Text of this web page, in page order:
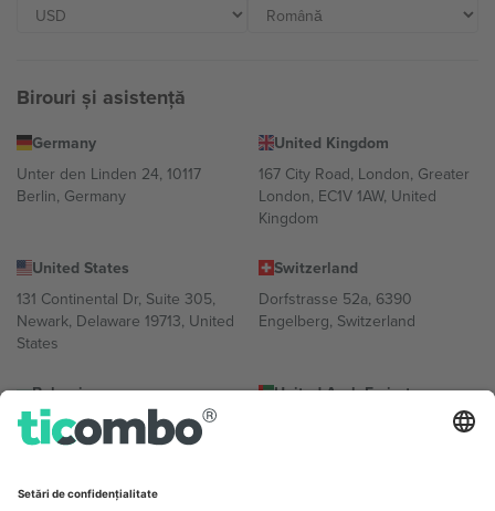
Birouri și asistență
Germany
Unter den Linden 24, 10117
Berlin, Germany
United Kingdom
167 City Road, London, Greater
London, EC1V 1AW, United
Kingdom
United States
131 Continental Dr, Suite 305,
Newark, Delaware 19713, United
States
Switzerland
Dorfstrasse 52a, 6390
Engelberg, Switzerland
Bulgaria
Regus Sofia City West, bul
Totleben 53-55, 1606 Sofia,
United Arab Emirates
UAE Dubai Silicon Oasis, DDP